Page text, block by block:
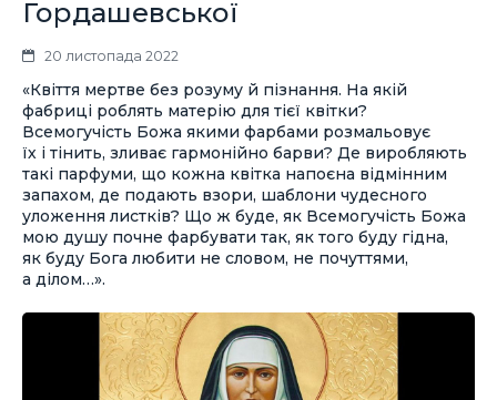
Гордашевської
20 листопада 2022
«Квіття мертве без розуму й пізнання. На якій
фабриці роблять матерію для тієї квітки?
Всемогучість Божа якими фарбами розмальовує
їх і тінить, зливає гармонійно барви? Де виробляють
такі парфуми, що кожна квітка напоєна відмінним
запахом, де подають взори, шаблони чудесного
уложення листків? Що ж буде, як Всемогучість Божа
мою душу почне фарбувати так, як того буду гідна,
як буду Бога любити не словом, не почуттями,
а ділом…».